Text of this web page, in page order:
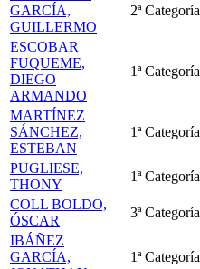
GARCÍA,
GUILLERMO
2ª Categoría
ESCOBAR
FUQUEME,
DIEGO
ARMANDO
1ª Categoría
MARTÍNEZ
SÁNCHEZ,
ESTEBAN
1ª Categoría
PUGLIESE,
THONY
1ª Categoría
COLL BOLDO,
ÓSCAR
3ª Categoría
IBÁÑEZ
GARCÍA,
1ª Categoría